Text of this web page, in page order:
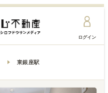
ログイン
東銀座駅